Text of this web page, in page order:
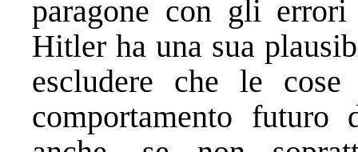
paragone con gli
Hitler ha una sua
escludere che le
comportamento futuro